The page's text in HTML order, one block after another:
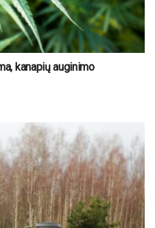
kanapių auginimo